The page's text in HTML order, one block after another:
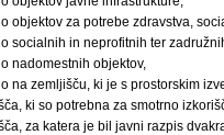
objektov za potrebe zdravstva,
socialnih in neprofitnih ter
nadomestnih objektov,
na zemljišču, ki je s prostorskim
ki so potrebna za smotrno
za katera je bil javni razpis